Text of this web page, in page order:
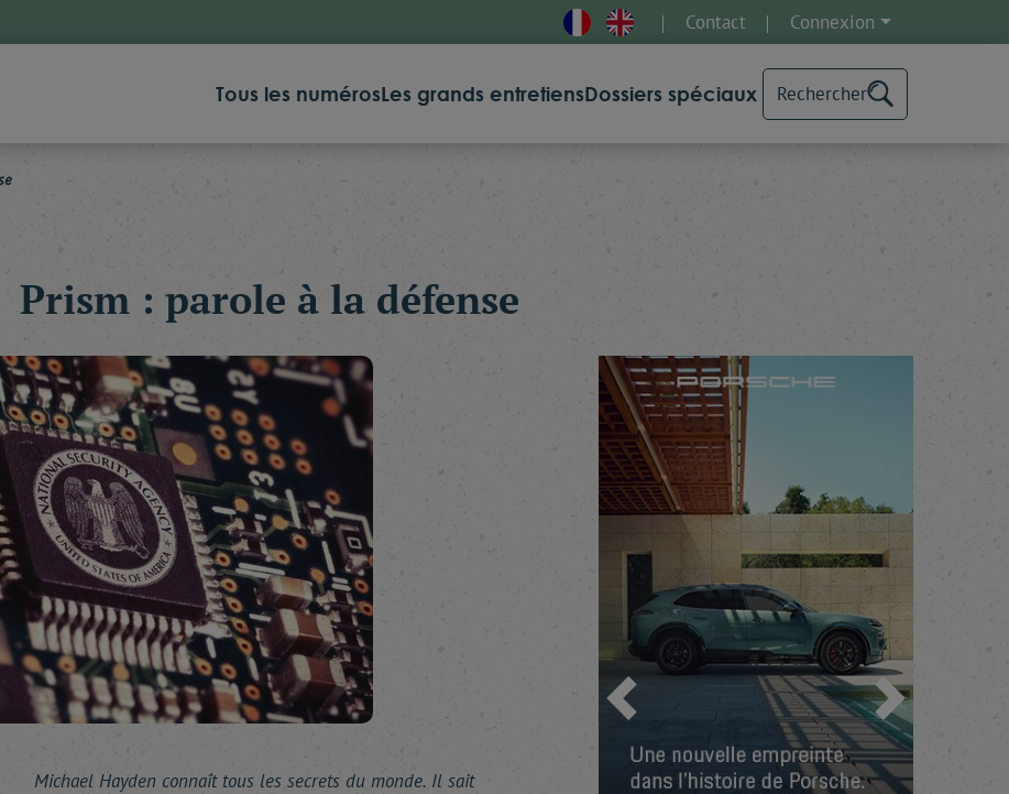
Contact Connexion
Tous les numérosLes grands entretiensDossiers spéciaux Rechercher
Prism : parole à la défense
Michael Hayden connaît tous les secrets du monde. Il sait
Précédent Suivant